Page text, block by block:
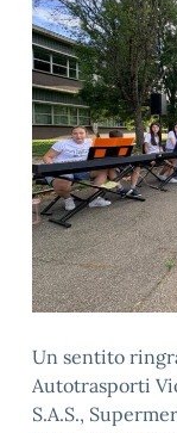
Un sentito
Autotrasporti
S.A.S.,